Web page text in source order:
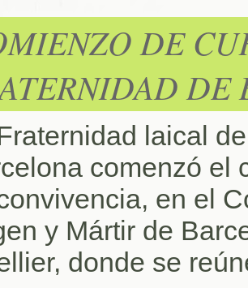
DE
DE
laical
comenzó el
en el
y Mártir de
donde se